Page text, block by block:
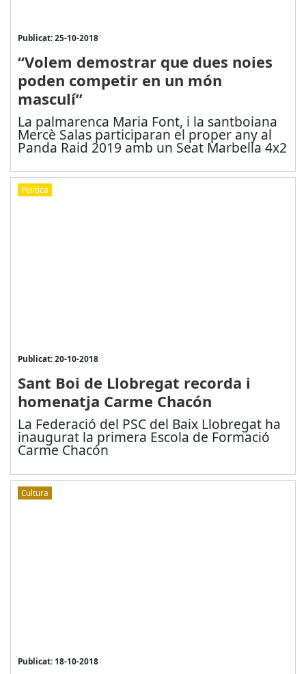
Publicat: 25-10-2018
“Volem demostrar que dues noies
poden competir en un món
masculí”
La palmarenca Maria Font, i la santboiana
Mercè Salas participaran el proper any al
Panda Raid 2019 amb un Seat Marbella 4x2
Política
Publicat: 20-10-2018
Sant Boi de Llobregat recorda i
homenatja Carme Chacón
La Federació del PSC del Baix Llobregat ha
inaugurat la primera Escola de Formació
Carme Chacón
Cultura
Publicat: 18-10-2018